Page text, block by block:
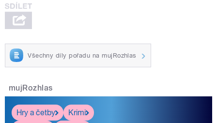
Všechny díly pořadu na mujRozhlas
mujRozhlas
Hry a četby
Krimi